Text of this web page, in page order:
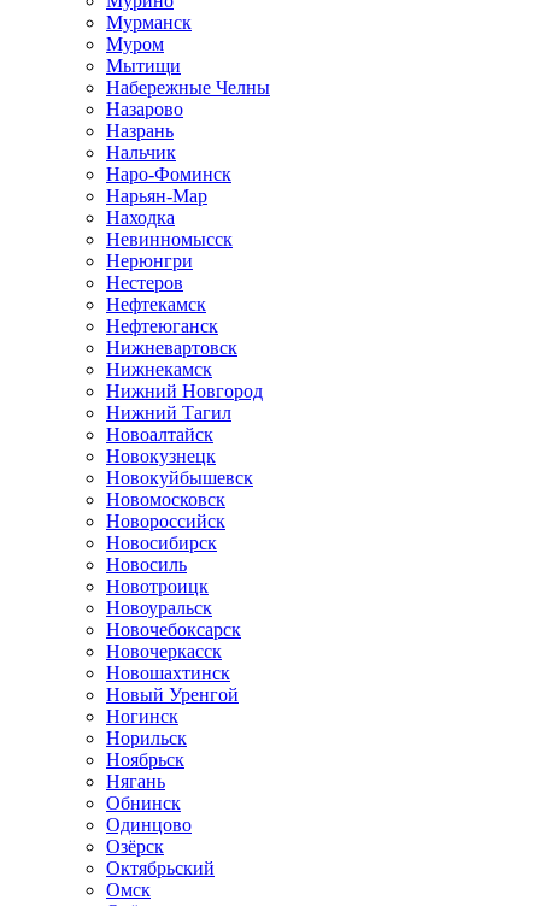
Мурманск
Муром
Мытищи
Набережные Челны
Назарово
Назрань
Нальчик
Наро-Фоминск
Нарьян-Мар
Находка
Невинномысск
Нерюнгри
Нестеров
Нефтекамск
Нефтеюганск
Нижневартовск
Нижнекамск
Нижний Новгород
Нижний Тагил
Новоалтайск
Новокузнецк
Новокуйбышевск
Новомосковск
Новороссийск
Новосибирск
Новосиль
Новотроицк
Новоуральск
Новочебоксарск
Новочеркасск
Новошахтинск
Новый Уренгой
Ногинск
Норильск
Ноябрьск
Нягань
Обнинск
Одинцово
Озёрск
Октябрьский
Омск